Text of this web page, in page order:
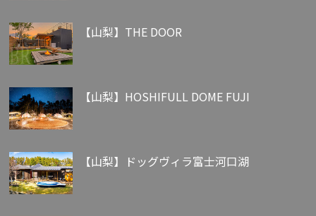
【山梨】THE DOOR
【山梨】HOSHIFULL DOME FUJI
【山梨】ドッグヴィラ富士河口湖